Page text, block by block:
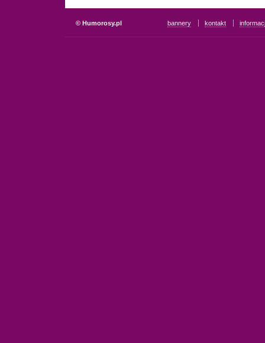
© Humorosy.pl bannery kontakt